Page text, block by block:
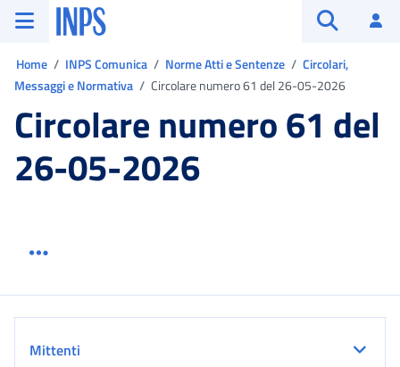
Vai al menu principale
Vai al contenuto principale
Vai al pie' di pagina
INPS ()
Home INPS Comunica Norme Atti e Sentenze
Circolari,
Messaggi e Normativa
Circolare numero 61 del 26-05-2026
Circolare numero 61 del
26-05-2026
Mittenti